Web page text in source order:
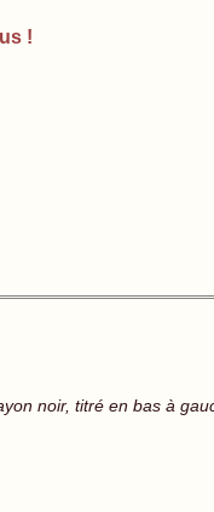
!
noir, titré en bas à